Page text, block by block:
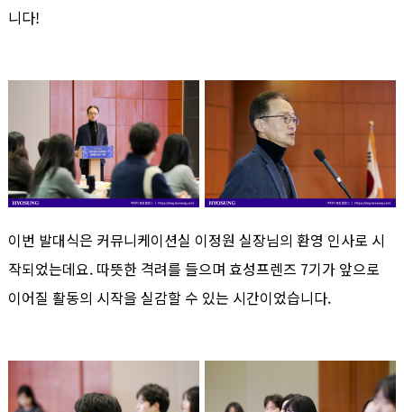
니다!
이번 발대식은 커뮤니케이션실 이정원 실장님의 환영 인사로 시
작되었는데요. 따뜻한 격려를 들으며 효성프렌즈 7기가 앞으로
이어질 활동의 시작을 실감할 수 있는 시간이었습니다.